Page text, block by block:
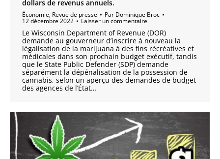
dollars de revenus annuels.
Économie, Revue de presse Par Dominique Broc
12 décembre 2022 Laisser un commentaire
Le Wisconsin Department of Revenue (DOR)
demande au gouverneur d’inscrire à nouveau la
légalisation de la marijuana à des fins récréatives et
médicales dans son prochain budget exécutif, tandis
que le State Public Defender (SDP) demande
séparément la dépénalisation de la possession de
cannabis, selon un aperçu des demandes de budget
des agences de l’État…